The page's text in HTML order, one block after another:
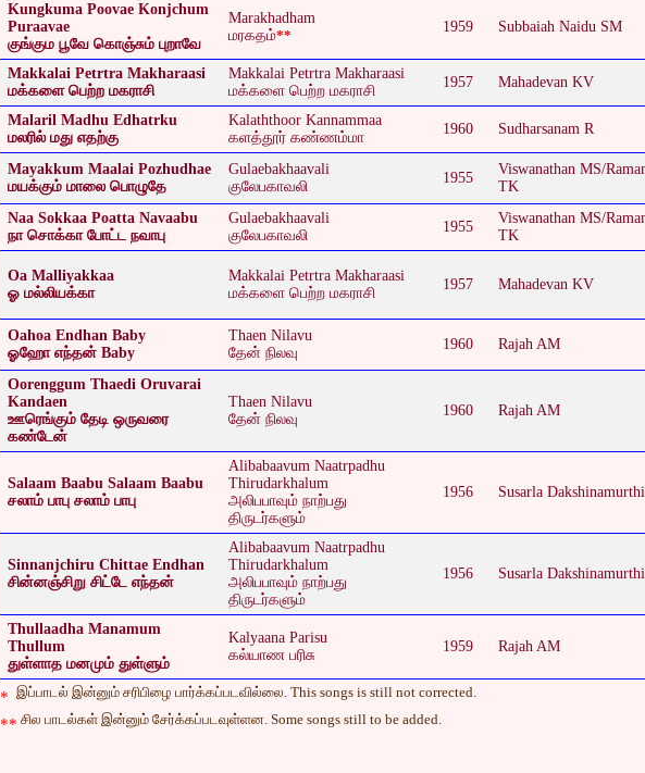
Kungkuma Poovae Konjchum
Puraavae
குங்கும பூவே கொஞ்சும் புறாவே
Marakhadham
மரகதம்**
1959 Subbaiah Naidu SM
Makkalai Petrtra Makharaasi
மக்களை பெற்ற மகராசி
Makkalai Petrtra Makharaasi
மக்களை பெற்ற மகராசி
1957 Mahadevan KV
Malaril Madhu Edhatrku
மலரில் மது எதற்கு
Kalaththoor Kannammaa
களத்தூர் கண்ணம்மா
1960 Sudharsanam R
Mayakkum Maalai Pozhudhae
மயக்கும் மாலை பொழுதே
Gulaebakhaavali
குலேபகாவலி
1955
Viswanathan MS/
TK
Naa Sokkaa Poatta Navaabu
நா சொக்கா போட்ட நவாபு
Gulaebakhaavali
குலேபகாவலி
1955
Viswanathan MS/
TK
Oa Malliyakkaa
ஓ மல்லியக்கா
Makkalai Petrtra Makharaasi
மக்களை பெற்ற மகராசி
1957 Mahadevan KV
Oahoa Endhan Baby
ஓஹோ எந்தன் Baby
Thaen Nilavu
தேன் நிலவு
1960 Rajah AM
Oorenggum Thaedi Oruvarai
Kandaen
ஊரெங்கும் தேடி ஒருவரை
கண்டேன்
Thaen Nilavu
தேன் நிலவு
1960 Rajah AM
Salaam Baabu Salaam Baabu
சலாம் பாபு சலாம் பாபு
Alibabaavum Naatrpadhu
Thirudarkhalum
அலிபபாவும் நாற்பது
திருடர்களும்
1956 Susarla Dakshinamurthi
Sinnanjchiru Chittae Endhan
சின்னஞ்சிறு சிட்டே எந்தன்
Alibabaavum Naatrpadhu
Thirudarkhalum
அலிபபாவும் நாற்பது
திருடர்களும்
1956 Susarla Dakshinamurthi
Thullaadha Manamum
Thullum
துள்ளாத மனமும் துள்ளும்
Kalyaana Parisu
கல்யாண பரிசு
1959 Rajah AM
* இப்பாடல் இன்னும் சரிபிழை பார்க்கப்படவில்லை. This songs is still not corrected.
** சில பாடல்கள் இன்னும் சேர்க்கப்படவுள்ளன. Some songs still to be added.